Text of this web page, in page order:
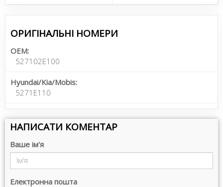
ОРИГІНАЛЬНІ НОМЕРИ
OEM:
527102E100
Hyundai/Kia/Mobis:
5271E110
НАПИСАТИ КОМЕНТАР
Ваше ім'я
Електронна пошта